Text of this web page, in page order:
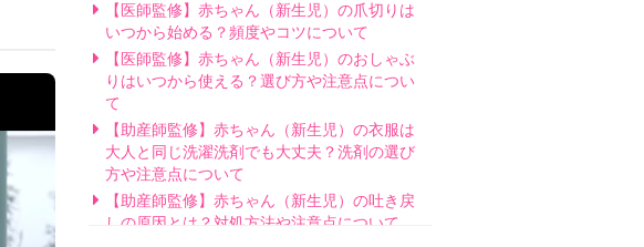
【医師監修】赤ちゃん（新生児）の爪切りは
いつから始める？頻度やコツについて
【医師監修】赤ちゃん（新生児）のおしゃぶ
りはいつから使える？選び方や注意点につい
て
【助産師監修】赤ちゃん（新生児）の衣服は
大人と同じ洗濯洗剤でも大丈夫？洗剤の選び
方や注意点について
【助産師監修】赤ちゃん（新生児）の吐き戻
しの原因とは？対処方法や注意点について